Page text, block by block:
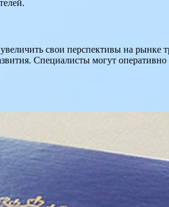
свои перспективы на рынке
Специалисты могут